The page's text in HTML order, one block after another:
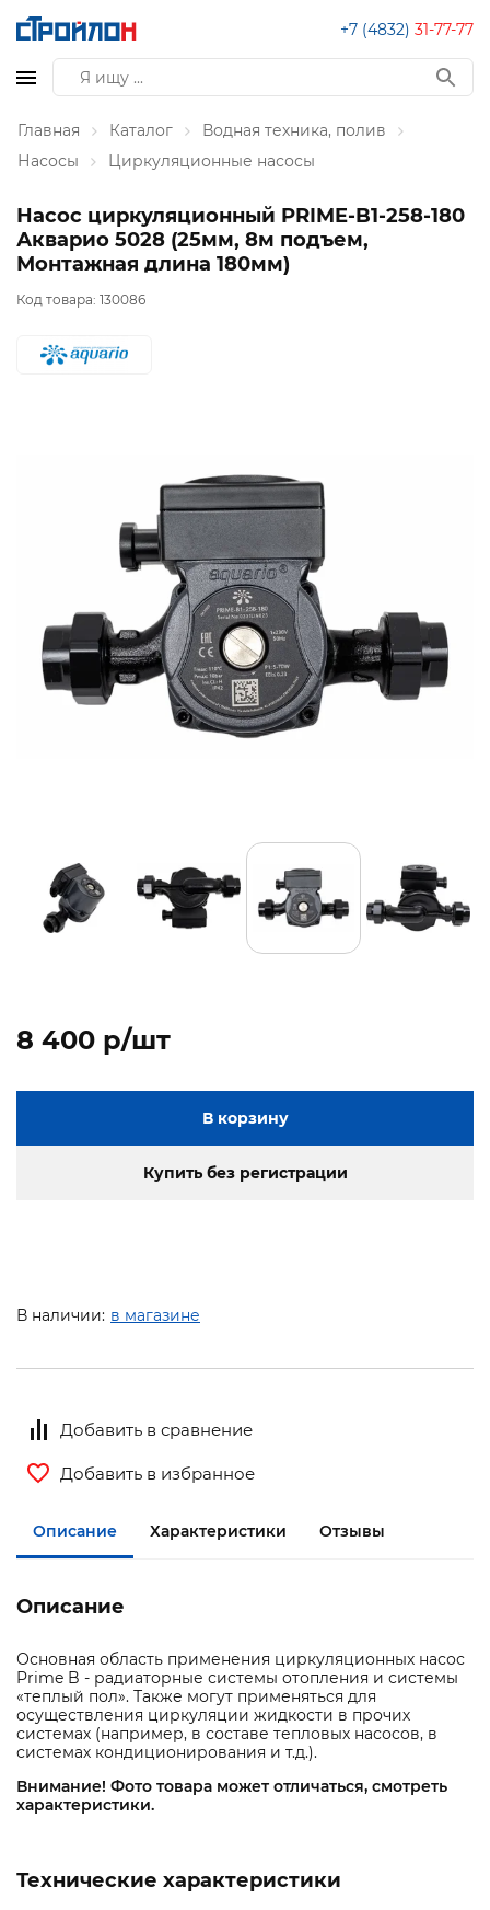
+7 (4832) 31-77-77
Главная Каталог
Водная техника, полив
Насосы
Циркуляционные насосы
Насос циркуляционный PRIME-B1-258-180
Акварио 5028 (25мм, 8м подъем,
Монтажная длина 180мм)
Код товара: 130086
8 400 p/шт
В корзину
Купить без регистрации
В наличии: в магазине
Добавить в сравнение
Добавить в избранное
Описание Характеристики Отзывы
Описание
Основная область применения циркуляционных насос
Prime B - радиаторные системы отопления и системы
«теплый пол». Также могут применяться для
осуществления циркуляции жидкости в прочих
системах (например, в составе тепловых насосов, в
системах кондиционирования и т.д.).
Внимание! Фото товара может отличаться, смотреть
характеристики.
Технические характеристики